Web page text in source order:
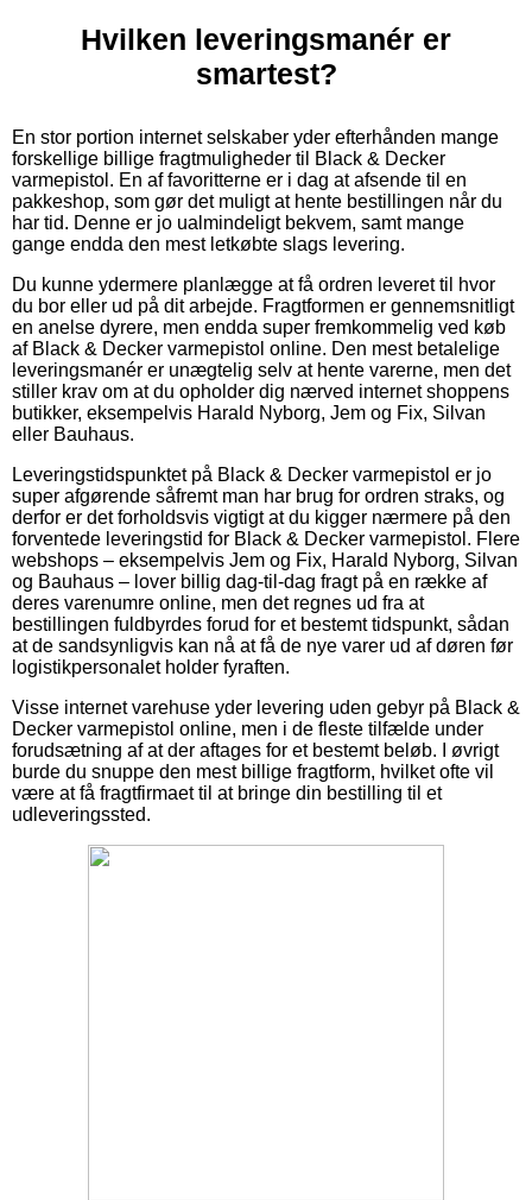
Hvilken leveringsmanér er
smartest?
En stor portion internet selskaber yder efterhånden mange
forskellige billige fragtmuligheder til Black & Decker
varmepistol. En af favoritterne er i dag at afsende til en
pakkeshop, som gør det muligt at hente bestillingen når du
har tid. Denne er jo ualmindeligt bekvem, samt mange
gange endda den mest letkøbte slags levering.
Du kunne ydermere planlægge at få ordren leveret til hvor
du bor eller ud på dit arbejde. Fragtformen er gennemsnitligt
en anelse dyrere, men endda super fremkommelig ved køb
af Black & Decker varmepistol online. Den mest betalelige
leveringsmanér er unægtelig selv at hente varerne, men det
stiller krav om at du opholder dig nærved internet shoppens
butikker, eksempelvis Harald Nyborg, Jem og Fix, Silvan
eller Bauhaus.
Leveringstidspunktet på Black & Decker varmepistol er jo
super afgørende såfremt man har brug for ordren straks, og
derfor er det forholdsvis vigtigt at du kigger nærmere på den
forventede leveringstid for Black & Decker varmepistol. Flere
webshops – eksempelvis Jem og Fix, Harald Nyborg, Silvan
og Bauhaus – lover billig dag-til-dag fragt på en række af
deres varenumre online, men det regnes ud fra at
bestillingen fuldbyrdes forud for et bestemt tidspunkt, sådan
at de sandsynligvis kan nå at få de nye varer ud af døren før
logistikpersonalet holder fyraften.
Visse internet varehuse yder levering uden gebyr på Black &
Decker varmepistol online, men i de fleste tilfælde under
forudsætning af at der aftages for et bestemt beløb. I øvrigt
burde du snuppe den mest billige fragtform, hvilket ofte vil
være at få fragtfirmaet til at bringe din bestilling til et
udleveringssted.